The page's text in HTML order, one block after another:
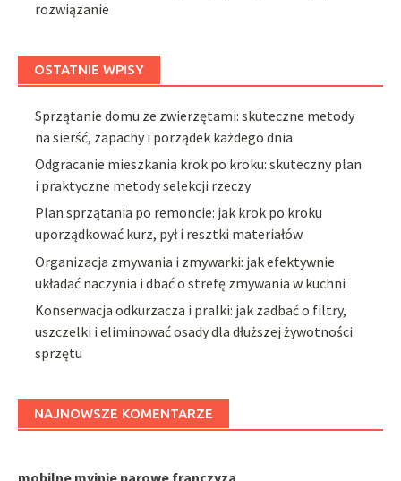
rozwiązanie
OSTATNIE WPISY
Sprzątanie domu ze zwierzętami: skuteczne metody
na sierść, zapachy i porządek każdego dnia
Odgracanie mieszkania krok po kroku: skuteczny plan
i praktyczne metody selekcji rzeczy
Plan sprzątania po remoncie: jak krok po kroku
uporządkować kurz, pył i resztki materiałów
Organizacja zmywania i zmywarki: jak efektywnie
układać naczynia i dbać o strefę zmywania w kuchni
Konserwacja odkurzacza i pralki: jak zadbać o filtry,
uszczelki i eliminować osady dla dłuższej żywotności
sprzętu
NAJNOWSZE KOMENTARZE